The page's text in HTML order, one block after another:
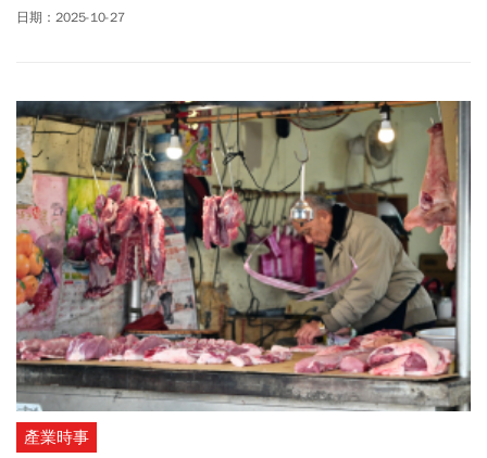
嗎？全球人壽日前舉辦「跨域共創 從多樣性走向永續」論壇，由知
經歷告訴大眾：守護生物多樣性，就是守護台灣人的未來。
日期：2025-10-27
產業時事